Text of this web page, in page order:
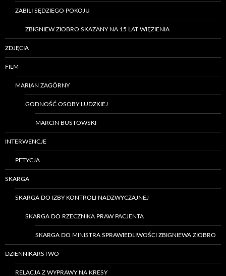
ZABILI SĘDZIEGO POKOJU
ZBIGNIEW ZIOBRO SKAZANY NA 15 LAT WIĘZIENIA
ZDJĘCIA
FILM
MARIAN ZAGÓRNY
GODNOŚĆ OSOBY LUDZKIEJ
MARCIN BUSTOWSKI
INTERWENCJE
PETYCJA
SKARGA
SKARGA DO IZBY KONTROLI NADZWYCZAJNEJ
SKARGA DO RZECZNIKA PRAW PACJENTA
SKARGA DO MINISTRA SPRAWIEDLIWOŚCI ZBIGNIEWA ZIOBRO
DZIENNIKARSTWO
RELACJA Z WYPRAWY NA KRESY